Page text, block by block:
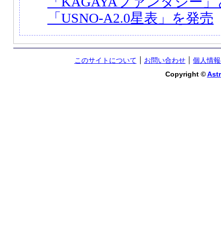
「USNO-A2.0星表」を発売
このサイトについて お問い合わせ
個人情
Copyright ©